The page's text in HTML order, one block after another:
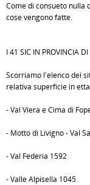
Come di consueto nulla
cose vengono fatte.
I 41 SIC IN PROVINCIA
Scorriamo l'elenco dei
relativa superficie in
- Val Viera e Cima di
- Motto di Livigno - Val
- Val Federia 1592
- Valle Alpisella 1045